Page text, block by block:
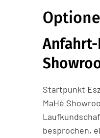
Anfahrt-
Startpunkt
MaHé
besprochen,